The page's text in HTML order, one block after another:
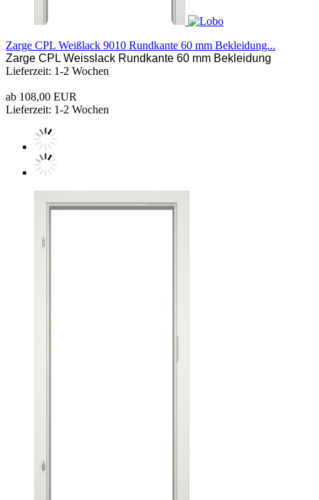
Zarge CPL Weißlack 9010 Rundkante 60 mm Bekleidung...
Zarge CPL Weisslack Rundkante 60 mm Bekleidung
Lieferzeit: 1-2 Wochen
ab 108,00 EUR
Lieferzeit: 1-2 Wochen